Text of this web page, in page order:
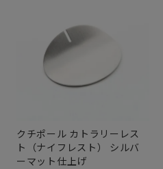
クチポール カトラリーレス
ト（ナイフレスト） シルバ
ーマット仕上げ